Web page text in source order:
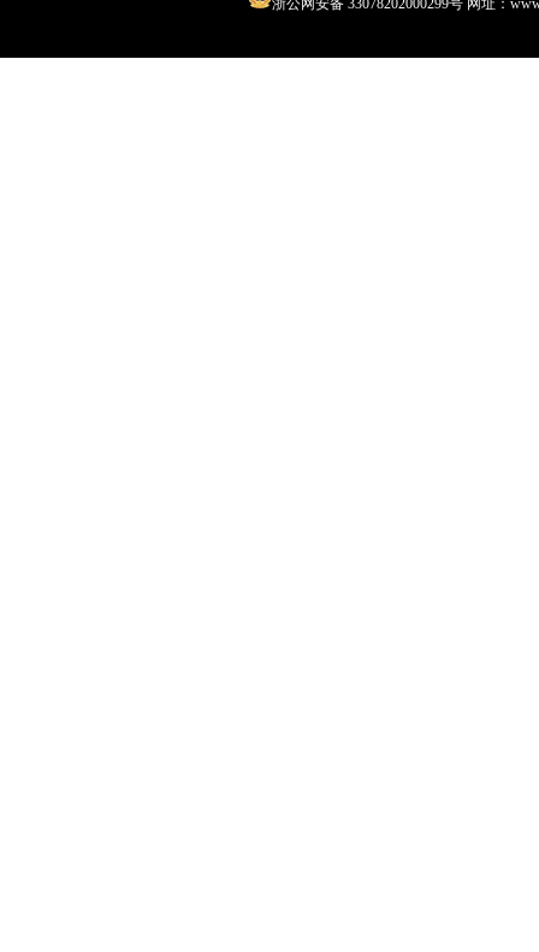
浙公网安备 33078202000299号 网址：